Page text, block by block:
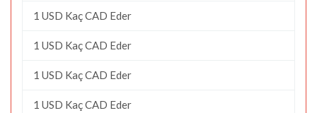
1 USD Kaç CAD Eder
1 USD Kaç CAD Eder
1 USD Kaç CAD Eder
1 USD Kaç CAD Eder